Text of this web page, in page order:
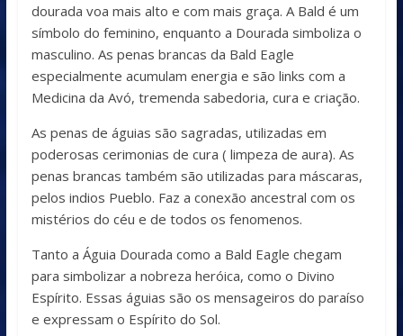
dourada voa mais alto e com mais graça. A Bald é um
símbolo do feminino, enquanto a Dourada simboliza o
masculino. As penas brancas da Bald Eagle
especialmente acumulam energia e são links com a
Medicina da Avó, tremenda sabedoria, cura e criação.
As penas de águias são sagradas, utilizadas em
poderosas cerimonias de cura ( limpeza de aura). As
penas brancas também são utilizadas para máscaras,
pelos indios Pueblo. Faz a conexão ancestral com os
mistérios do céu e de todos os fenomenos.
Tanto a Águia Dourada como a Bald Eagle chegam
para simbolizar a nobreza heróica, como o Divino
Espírito. Essas águias são os mensageiros do paraíso
e expressam o Espírito do Sol.